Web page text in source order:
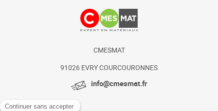
CMESMAT
91026 EVRY COURCOURONNES
info@cmesmat.fr